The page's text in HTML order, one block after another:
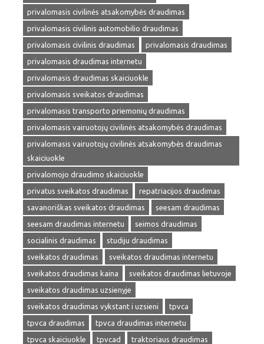
privalomasis civilinės atsakomybės draudimas
privalomasis civilinis automobilio draudimas
privalomasis civilinis draudimas
privalomasis draudimas
privalomasis draudimas internetu
privalomasis draudimas skaiciuokle
privalomasis sveikatos draudimas
privalomasis transporto priemonių draudimas
privalomasis vairuotojų civilinės atsakomybės draudimas
privalomasis vairuotojų civilinės atsakomybės draudimas
skaiciuokle
privalomojo draudimo skaiciuokle
privatus sveikatos draudimas
repatriacijos draudimas
savanoriškas sveikatos draudimas
seesam draudimas
seesam draudimas internetu
seimos draudimas
socialinis draudimas
studiju draudimas
sveikatos draudimas
sveikatos draudimas internetu
sveikatos draudimas kaina
sveikatos draudimas lietuvoje
sveikatos draudimas uzsienyje
sveikatos draudimas vykstant i uzsieni
tpvca
tpvca draudimas
tpvca draudimas internetu
tpvca skaiciuokle
tpvcad
traktoriaus draudimas